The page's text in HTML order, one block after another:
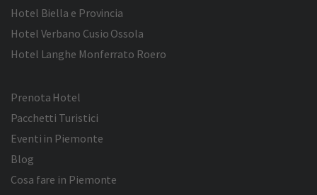
Hotel Biella e Provincia
Hotel Verbano Cusio Ossola
Hotel Langhe Monferrato Roero
Prenota Hotel
Pacchetti Turistici
Eventi in Piemonte
Blog
Cosa fare in Piemonte